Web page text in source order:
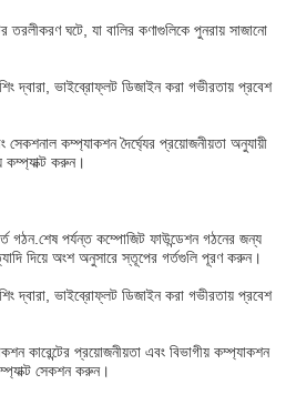
তরলীকরণ ঘটে, যা বালির কণাগুলিকে পুনরায় সাজানো
দ্বারা, ভাইব্রোফ্লট ডিজাইন করা গভীরতায় প্রবেশ
কম্প্যাকশন দৈর্ঘ্যের প্রয়োজনীয়তা অনুযায়ী
কম্প্যাক্ট করুন।
পর্যন্ত কম্পোজিট ফাউন্ডেশন গঠনের জন্য
দিয়ে অংশ অনুসারে স্তূপের গর্তগুলি পূরণ করুন।
দ্বারা, ভাইব্রোফ্লট ডিজাইন করা গভীরতায় প্রবেশ
কারেন্টের প্রয়োজনীয়তা এবং বিভাগীয় কম্প্যাকশন
সেকশন করুন।